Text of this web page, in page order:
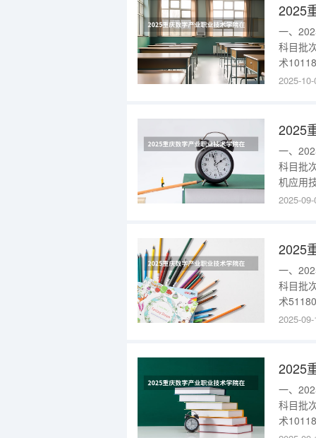
2025
一、
科目批
术
2025物
2025-
2025
一、
科目批
机应用
2025-
2025
一、
科目批
术
2025历
2025-
2025
一、
科目批
术